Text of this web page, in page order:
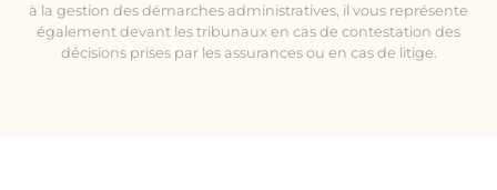
à la gestion des démarches administratives, il vous représente
également devant les tribunaux en cas de contestation des
décisions prises par les assurances ou en cas de litige.